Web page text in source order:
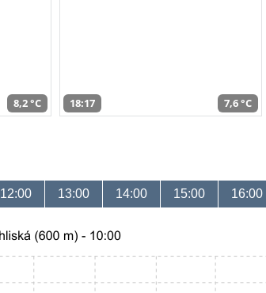
8,2 °C 18:17 7,6 °C
12:00 13:00 14:00 15:00 16:00